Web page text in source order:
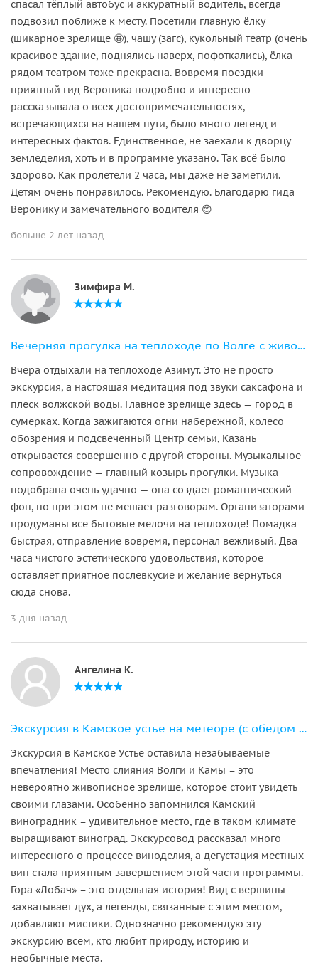
спасал тёплый автобус и аккуратный водитель, всегда
подвозил поближе к месту. Посетили главную ёлку
(шикарное зрелище 🤩), чашу (загс), кукольный театр (очень
красивое здание, поднялись наверх, пофоткались), ёлка
рядом театром тоже прекрасна. Вовремя поездки
приятный гид Вероника подробно и интересно
рассказывала о всех достопримечательностях,
встречающихся на нашем пути, было много легенд и
интересных фактов. Единственное, не заехали к дворцу
земледелия, хоть и в программе указано. Так всё было
здорово. Как пролетели 2 часа, мы даже не заметили.
Детям очень понравилось. Рекомендую. Благодарю гида
Веронику и замечательного водителя 😊
больше 2 лет назад
Зимфира М.
Вечерняя прогулка на теплоходе по Волге с живой музыкой
Вчера отдыхали на теплоходе Азимут. Это не просто
экскурсия, а настоящая медитация под звуки саксафона и
плеск волжской воды. Главное зрелище здесь — город в
сумерках. Когда зажигаются огни набережной, колесо
обозрения и подсвеченный Центр семьи, Казань
открывается совершенно с другой стороны. Музыкальное
сопровождение — главный козырь прогулки. Музыка
подобрана очень удачно — она создает романтический
фон, но при этом не мешает разговорам. Организаторами
продуманы все бытовые мелочи на теплоходе! Помадка
быстрая, отправление вовремя, персонал вежливый. Два
часа чистого эстетического удовольствия, которое
оставляет приятное послевкусие и желание вернуться
сюда снова.
3 дня назад
Ангелина К.
Экскурсия в Камское устье на метеоре (с обедом и дегустацией)
Экскурсия в Камское Устье оставила незабываемые
впечатления! Место слияния Волги и Камы – это
невероятно живописное зрелище, которое стоит увидеть
своими глазами. Особенно запомнился Камский
виноградник – удивительное место, где в таком климате
выращивают виноград. Экскурсовод рассказал много
интересного о процессе виноделия, а дегустация местных
вин стала приятным завершением этой части программы.
Гора «Лобач» – это отдельная история! Вид с вершины
захватывает дух, а легенды, связанные с этим местом,
добавляют мистики. Однозначно рекомендую эту
экскурсию всем, кто любит природу, историю и
необычные места.